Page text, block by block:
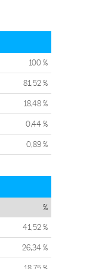
100 %
81,52 %
18,48 %
0,44 %
0,89 %
%
41,52 %
26,34 %